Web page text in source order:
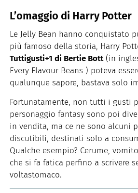
L’omaggio di Harry Potter
Le Jelly Bean hanno conquistato
più famoso della storia, Harry
Tuttigusti+1 di Bertie Bott(in
Every Flavour Beans ) poteva
qualunque sapore, bastava solo
Fortunatamente, non tutti i gusti
personaggio fantasy sono poi
in vendita, ma ce ne sono alcuni
discutibili, destinati solo a
Qualche esempio? Cerume,
che si fa fatica perfino a scrivere
voltastomaco.